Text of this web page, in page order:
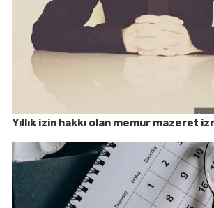
Yıllık izin hakkı olan memur mazeret